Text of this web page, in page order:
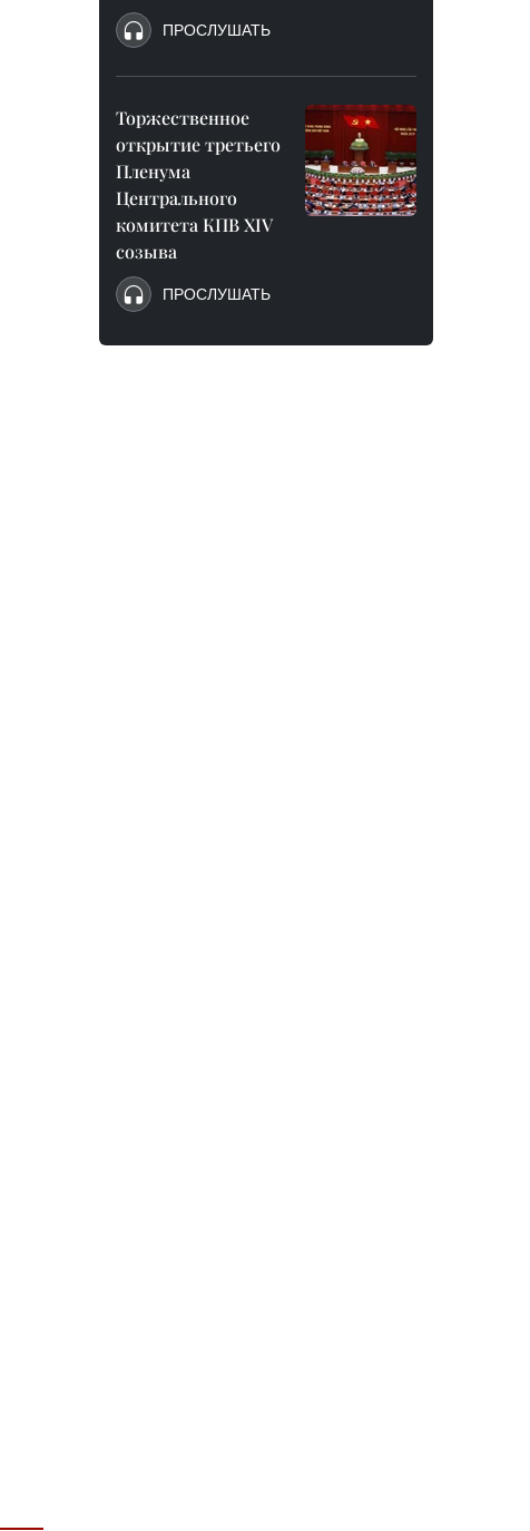
ПРОСЛУШАТЬ
Торжественное
открытие третьего
Пленума
Центрального
комитета КПВ XIV
созыва
ПРОСЛУШАТЬ